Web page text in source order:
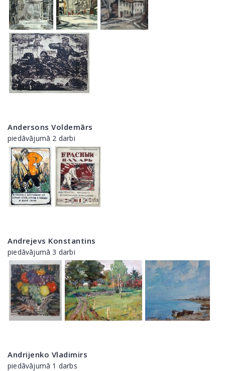
Andersons Voldemārs
piedāvājumā 2 darbi
Andrejevs Konstantins
piedāvājumā 3 darbi
Andrijenko Vladimirs
piedāvājumā 1 darbs